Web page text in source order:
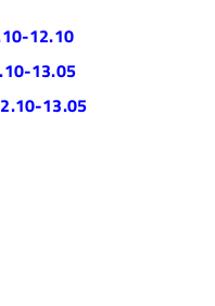
12.10
13.05
13.05